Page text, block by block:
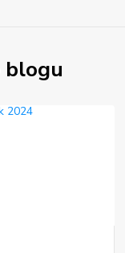
blogu